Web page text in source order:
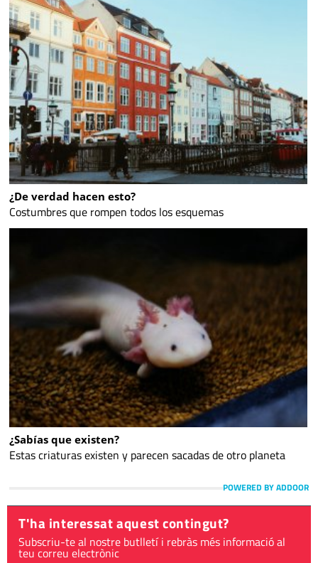
¿De verdad hacen esto?
Costumbres que rompen todos los esquemas
¿Sabías que existen?
Estas criaturas existen y parecen sacadas de otro planeta
POWERED BY ADDOOR
T'ha interessat aquest contingut?
Subscriu-te al nostre butlletí i rebràs més informació al
teu correu electrònic